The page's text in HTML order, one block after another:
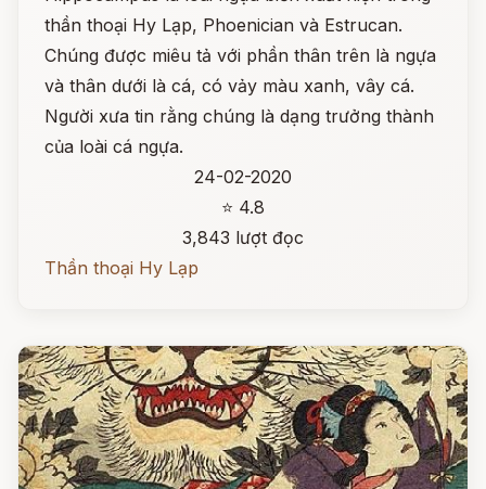
thần thoại Hy Lạp, Phoenician và Estrucan.
Chúng được miêu tả với phần thân trên là ngựa
và thân dưới là cá, có vảy màu xanh, vây cá.
Người xưa tin rằng chúng là dạng trưởng thành
của loài cá ngựa.
24-02-2020
⭐ 4.8
3,843 lượt đọc
Thần thoại Hy Lạp